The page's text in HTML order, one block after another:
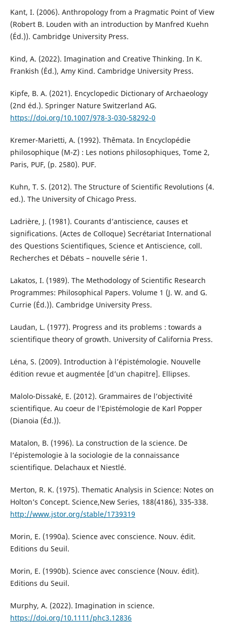
Kant, I. (2006). Anthropology from a Pragmatic Point of View
(Robert B. Louden with an introduction by Manfred Kuehn
(Éd.)). Cambridge University Press.
Kind, A. (2022). Imagination and Creative Thinking. In K.
Frankish (Éd.), Amy Kind. Cambridge University Press.
Kipfe, B. A. (2021). Encyclopedic Dictionary of Archaeology
(2nd éd.). Springer Nature Switzerland AG.
https://doi.org/10.1007/978-3-030-58292-0
Kremer-Marietti, A. (1992). Thêmata. In Encyclopédie
philosophique (M-Z) : Les notions philosophiques, Tome 2,
Paris, PUF, (p. 2580). PUF.
Kuhn, T. S. (2012). The Structure of Scientific Revolutions (4.
ed.). The University of Chicago Press.
Ladrière, J. (1981). Courants d’antiscience, causes et
significations. (Actes de Colloque) Secrétariat International
des Questions Scientifiques, Science et Antiscience, coll.
Recherches et Débats – nouvelle série 1.
Lakatos, I. (1989). The Methodology of Scientific Research
Programmes: Philosophical Papers. Volume 1 (J. W. and G.
Currie (Éd.)). Cambridge University Press.
Laudan, L. (1977). Progress and its problems : towards a
scientifique theory of growth. University of California Press.
Léna, S. (2009). Introduction à l’épistémologie. Nouvelle
édition revue et augmentée [d’un chapitre]. Ellipses.
Malolo-Dissaké, E. (2012). Grammaires de l’objectivité
scientifique. Au coeur de l’Epistémologie de Karl Popper
(Dianoia (Éd.)).
Matalon, B. (1996). La construction de la science. De
l’épistemologie à la sociologie de la connaissance
scientifique. Delachaux et Niestlé.
Merton, R. K. (1975). Thematic Analysis in Science: Notes on
Holton’s Concept. Science,New Series, 188(4186), 335‑338.
http://www.jstor.org/stable/1739319
Morin, E. (1990a). Science avec conscience. Nouv. édit.
Editions du Seuil.
Morin, E. (1990b). Science avec conscience (Nouv. édit).
Editions du Seuil.
Murphy, A. (2022). Imagination in science.
https://doi.org/10.1111/phc3.12836